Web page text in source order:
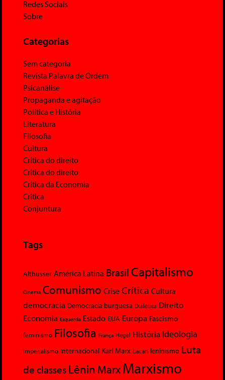
Redes Sociais
Sobre
Categorias
Sem categoria
Revista Palavra de Ordem
Psicanálise
Propaganda e agitação
Política e História
Literatura
Filosofia
Cultura
Crítica do direito
Crítica do direito
Crítica da Economia
Crítica
Conjuntura
Tags
Althusser América Latina Brasil Capitalismo
Cinema Comunismo Crise Crítica Cultura
democracia Democracia burguesa Dialética Direito
Economia Esquerda Estado EUA Europa Fascismo
feminismo Filosofia França Hegel História Ideologia
Imperialismo Internacional Karl Marx Lacan leninismo Luta
de classesLênin MarxMarxismo